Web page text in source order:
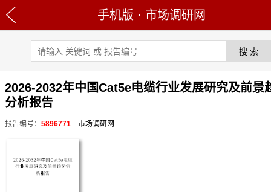
手机版 · 市场调研网
2026-2032年中国Cat5e电缆行业发展研究及前景
分析报告
报告编号： 5896771 市场调研网